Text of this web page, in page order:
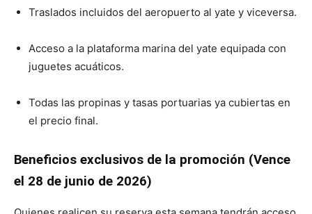
Traslados incluidos del aeropuerto al yate y viceversa.
Acceso a la plataforma marina del yate equipada con
juguetes acuáticos.
Todas las propinas y tasas portuarias ya cubiertas en
el precio final.
Beneficios exclusivos de la promoción (Vence
el 28 de junio de 2026)